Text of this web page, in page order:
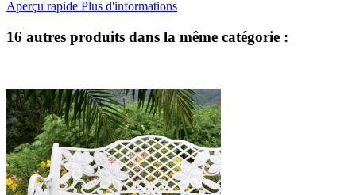
Aperçu rapide Plus d'informations
16 autres produits dans la même catégorie :